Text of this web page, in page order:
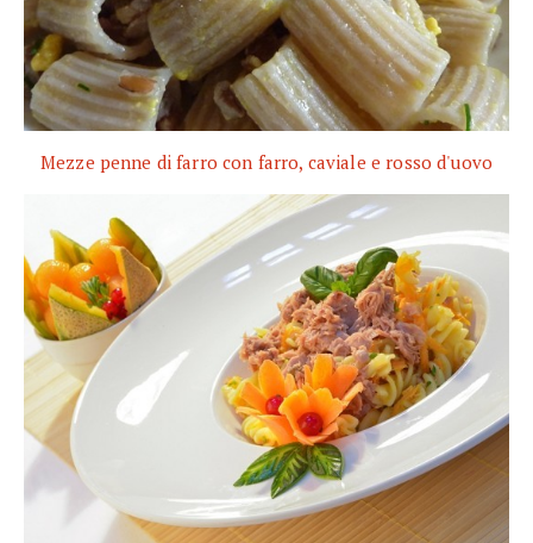
Mezze penne di farro con farro, caviale e rosso d'uovo